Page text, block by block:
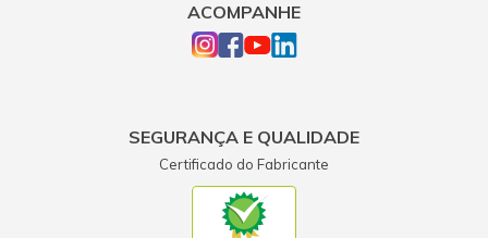
ACOMPANHE
SEGURANÇA E QUALIDADE
Certificado do Fabricante